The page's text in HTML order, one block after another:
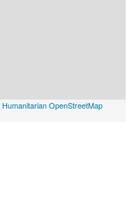
Humanitarian OpenStreetMap